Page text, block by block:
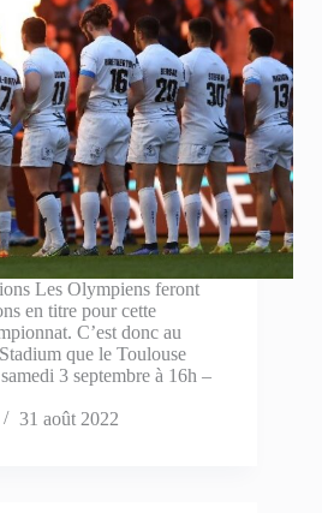
Les Olympiens feront
en titre pour cette
C’est donc au
que le Toulouse
3 septembre à 16h –
31 août 2022